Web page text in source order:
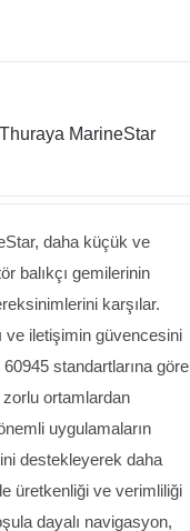
Thuraya MarineStar
daha küçük ve
balıkçı gemilerinin
karşılar.
ve iletişimin güvencesini
standartlarına göre
ortamlardan
uygulamaların
destekleyerek daha
üretkenliği ve verimliliği
dayalı navigasyon,